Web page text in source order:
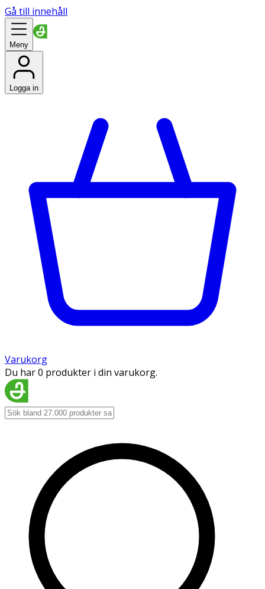
Gå till innehåll
Meny
Logga in
Varukorg
Du har 0 produkter i din varukorg.